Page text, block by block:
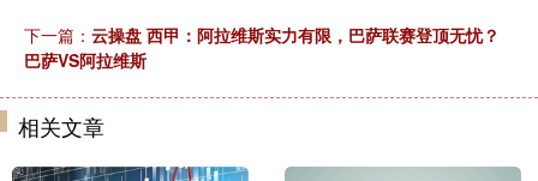
下一篇： 云操盘 西甲：阿拉维斯实力有限，巴萨联赛登顶无忧？
巴萨VS阿拉维斯
相关文章